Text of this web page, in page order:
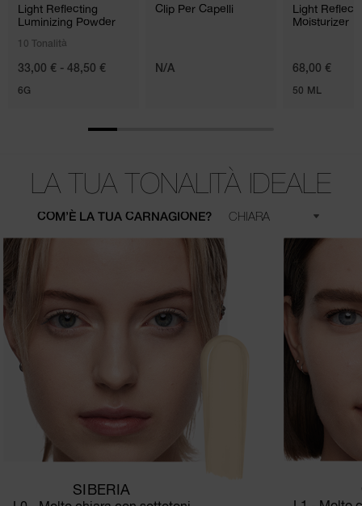
Light Reflecting
Luminizing Powder
10 Tonalità
33,00 € - 48,50 €
6G
Clip Per Capelli
N/A
Light
Moisturizer
68,00 €
50 ML
LA TUA TONALITÀ IDEALE
COM’È LA TUA CARNAGIONE?
SIBERIA